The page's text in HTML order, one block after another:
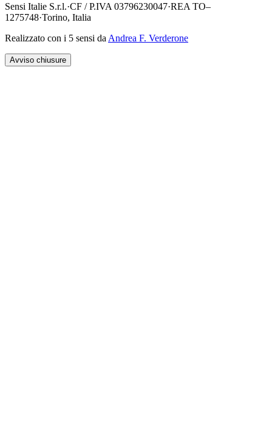
Sensi Italie S.r.l.·CF / P.IVA 03796230047·REA TO–
1275748·Torino, Italia
Realizzato con i 5 sensi da Andrea F. Verderone
Avviso chiusure